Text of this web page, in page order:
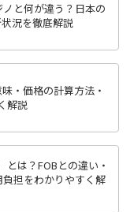
ノと何が違う？日本の
況を徹底解説
・価格の計算方法・
解説
とは？FOBとの違い・
担をわかりやすく解